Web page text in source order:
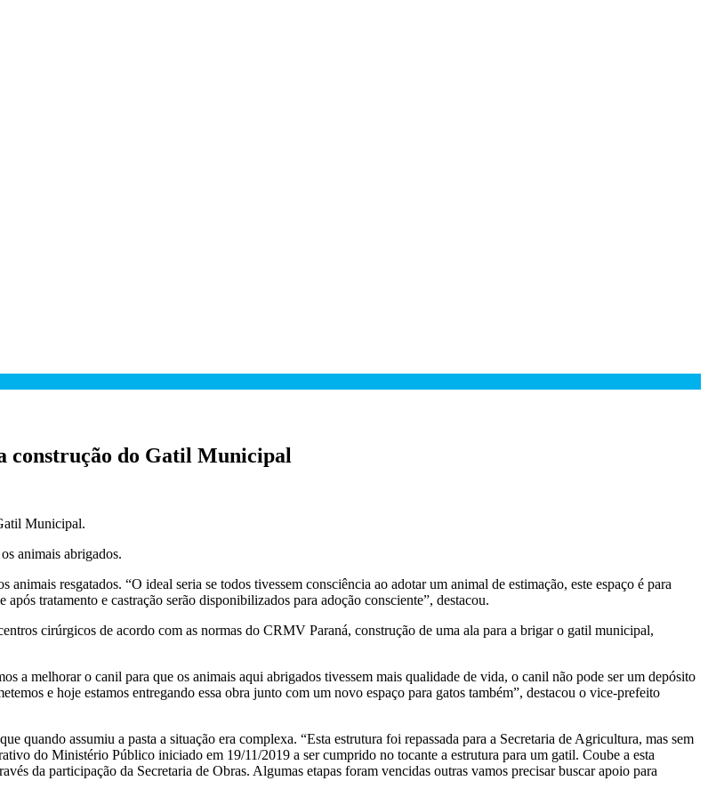
construção do Gatil Municipal
Municipal.
animais abrigados.
resgatados. “O ideal seria se todos tivessem consciência ao adotar um animal de estimação, este espaço é para
tratamento e castração serão disponibilizados para adoção consciente”, destacou.
cirúrgicos de acordo com as normas do CRMV Paraná, construção de uma ala para a brigar o gatil municipal,
a melhorar o canil para que os animais aqui abrigados tivessem mais qualidade de vida, o canil não pode ser um depósito
e hoje estamos entregando essa obra junto com um novo espaço para gatos também”, destacou o vice-prefeito
quando assumiu a pasta a situação era complexa. “Esta estrutura foi repassada para a Secretaria de Agricultura, mas sem
do Ministério Público iniciado em 19/11/2019 a ser cumprido no tocante a estrutura para um gatil. Coube a esta
da participação da Secretaria de Obras. Algumas etapas foram vencidas outras vamos precisar buscar apoio para